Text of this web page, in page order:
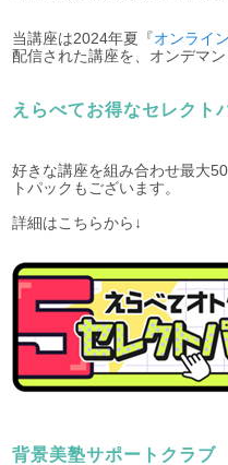
当講座は2024年夏『オンライ
配信された講座を、オンデマ
えらべてお得なセレクト
好きな講座を組み合わせ最大
トパックもございます。
詳細はこちらから↓
背景美塾サポートクラブ